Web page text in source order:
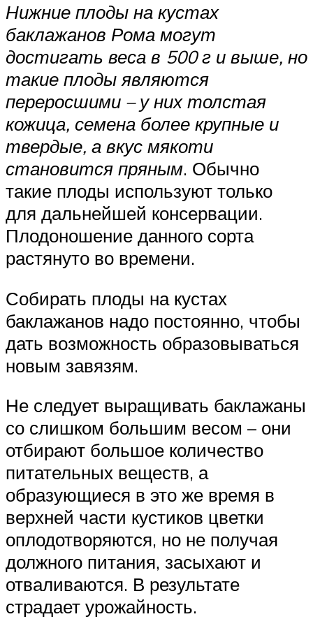
Нижние плоды на кустах
баклажанов Рома могут
достигать веса в 500 г и выше, но
такие плоды являются
переросшими – у них толстая
кожица, семена более крупные и
твердые, а вкус мякоти
становится пряным. Обычно
такие плоды используют только
для дальнейшей консервации.
Плодоношение данного сорта
растянуто во времени.
Собирать плоды на кустах
баклажанов надо постоянно, чтобы
дать возможность образовываться
новым завязям.
Не следует выращивать баклажаны
со слишком большим весом – они
отбирают большое количество
питательных веществ, а
образующиеся в это же время в
верхней части кустиков цветки
оплодотворяются, но не получая
должного питания, засыхают и
отваливаются. В результате
страдает урожайность.